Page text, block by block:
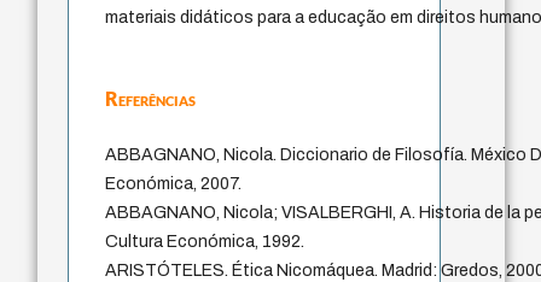
materiais didáticos para a educação em direitos
Referências
ABBAGNANO, Nicola. Diccionario de Filosofía. México
Económica, 2007.
ABBAGNANO, Nicola; VISALBERGHI, A. Historia de la
Cultura Económica, 1992.
ARISTÓTELES. Ética Nicomáquea. Madrid: Gredos,